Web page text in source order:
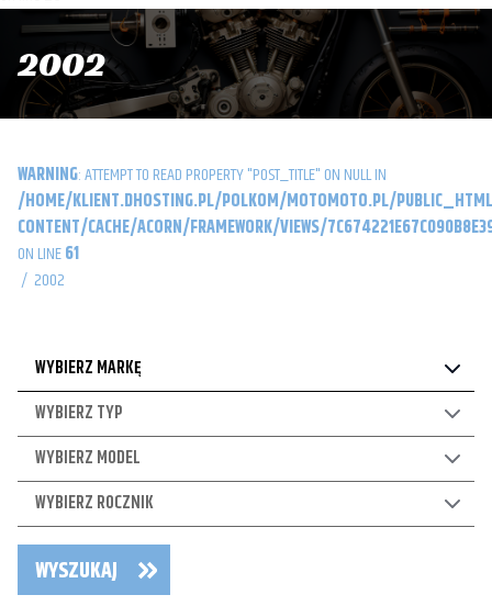
2002
WARNING : ATTEMPT TO READ PROPERTY "POST_TITLE" ON NULL IN
/HOME/KLIENT.DHOSTING.PL/POLKOM/MOTOMOTO.PL/
CONTENT/CACHE/ACORN/FRAMEWORK/VIEWS/
ON LINE61
/ 2002
WYBIERZ MARKĘ
WYBIERZ TYP
WYBIERZ MODEL
WYBIERZ ROCZNIK
WYSZUKAJ